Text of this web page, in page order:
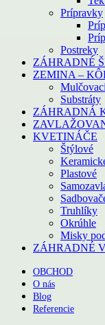
Prípravky
Postreky
ZÁHRADNÉ
ZEMINA –
Substráty
ZÁHRADNÁ
KVETINÁČE
Štýlové
Plastové
Truhlíky
Okrúhle
Misky
ZÁHRADNÉ
OBCHOD
O nás
Blog
Referencie